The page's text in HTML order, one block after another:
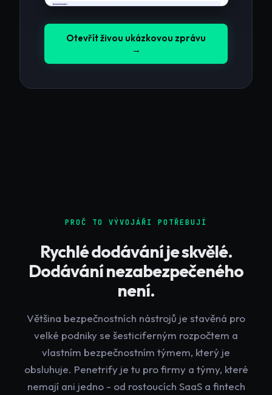
Otevřít živou ukázkovou zprávu
→
PROČ TO VÝVOJÁŘI POTŘEBUJÍ
Rychlé dodávání je skvělé.
Dodávání nezabezpečeného
není.
Většina bezpečnostních nástrojů je stavěná pro
velké podniky se šesticiferným rozpočtem a
vlastním bezpečnostním týmem, který je
obsluhuje. Penetrify je tu pro firmy a týmy, které
nemají ani jedno - od rostoucích SaaS a fintech